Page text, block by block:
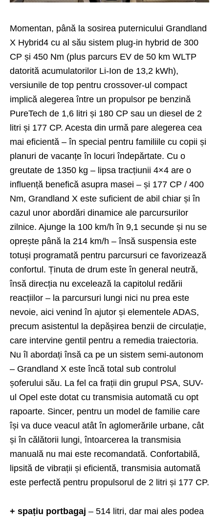
Momentan, până la sosirea puternicului Grandland
X Hybrid4 cu al său sistem plug-in hybrid de 300
CP și 450 Nm (plus parcurs EV de 50 km WLTP
datorită acumulatorilor Li-Ion de 13,2 kWh),
versiunile de top pentru crossover-ul compact
implică alegerea între un propulsor pe benzină
PureTech de 1,6 litri și 180 CP sau un diesel de 2
litri și 177 CP. Acesta din urmă pare alegerea cea
mai eficientă – în special pentru familiile cu copii și
planuri de vacanțe în locuri îndepărtate. Cu o
greutate de 1350 kg – lipsa tracțiunii 4×4 are o
influență benefică asupra masei – și 177 CP / 400
Nm, Grandland X este suficient de abil chiar și în
cazul unor abordări dinamice ale parcursurilor
zilnice. Ajunge la 100 km/h în 9,1 secunde și nu se
oprește până la 214 km/h – însă suspensia este
totuși programată pentru parcursuri ce favorizează
confortul. Ținuta de drum este în general neutră,
însă direcția nu excelează la capitolul redării
reacțiilor – la parcursuri lungi nici nu prea este
nevoie, aici venind în ajutor și elementele ADAS,
precum asistentul la depășirea benzii de circulație,
care intervine gentil pentru a remedia traiectoria.
Nu îl abordați însă ca pe un sistem semi-autonom
– Grandland X este încă total sub controlul
șoferului său. La fel ca frații din grupul PSA, SUV-
ul Opel este dotat cu transmisia automată cu opt
rapoarte. Sincer, pentru un model de familie care
își va duce veacul atât în aglomerările urbane, cât
și în călătorii lungi, întoarcerea la transmisia
manuală nu mai este recomandată. Confortabilă,
lipsită de vibrații și eficientă, transmisia automată
este perfectă pentru propulsorul de 2 litri și 177 CP.
+ spațiu portbagaj – 514 litri, dar mai ales podea